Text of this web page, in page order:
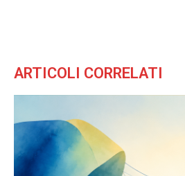
ARTICOLI CORRELATI